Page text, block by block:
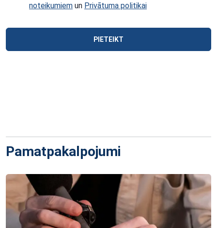
noteikumiem un Privātuma politikai
PIETEIKT
Pamatpakalpojumi